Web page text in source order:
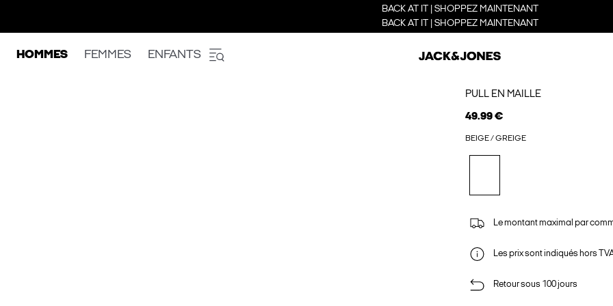
BACK AT IT | SHOPPEZ MAINTENANT
BACK AT IT | SHOPPEZ MAINTENANT
HOMMES FEMMES ENFANTS
PULL EN MAILLE
49.99 €
BEIGE / GREIGE
Le montant maximal par
Les prix sont indiqués hors
Retour sous 100 jours